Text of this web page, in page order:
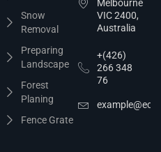
Snow
Removal
Preparing
Landscape
Forest
Planing
Fence Grate
Melbourne
VIC 2400,
Australia
+(426)
266 348
76